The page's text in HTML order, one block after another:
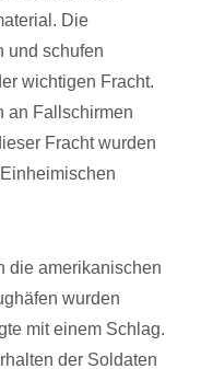
Die
und schufen
wichtigen Fracht.
an Fallschirmen
Fracht wurden
die amerikanischen
wurden
mit einem Schlag.
der Soldaten